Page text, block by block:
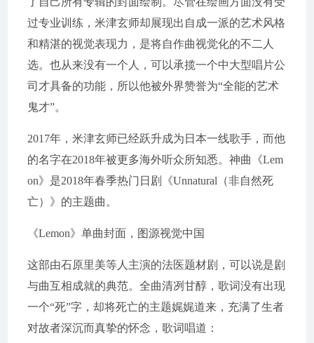
过专业训练，米津玄师却展现出自成一派的艺术风格
和精湛的视觉表现力，是将自作曲视觉化的不二人
选。也从来没有一个人，可以承揽一个中大型唱片公
司才具备的功能，所以他被外界赞誉为“全能的艺术
鬼才”。
2017年，米津玄师已经跃升成为日本一线歌手，而他
的名字在2018年被更多海外听众所知悉。神曲《Lem
on》是2018年春季热门日剧《Unnatural（非自然死
亡）》的主题曲。
《Lemon》单曲封面，图源视觉中国
这部由石原里美等人主演的法医题材剧，可以说是剧
与曲互相成就的典范。全曲清冽甘醇，歌词没有出现
一个“死”字，却将死亡的主题娓娓道来，充满了生者
对故者深沉而真挚的怀念，歌词唱道：